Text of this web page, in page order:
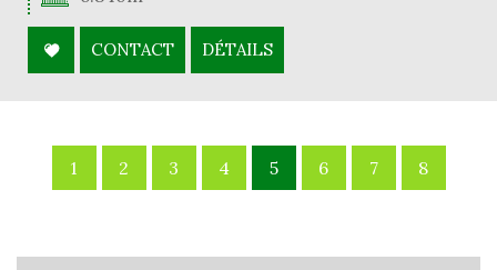
CONTACT DÉTAILS
1 2 3 4 5 6 7 8